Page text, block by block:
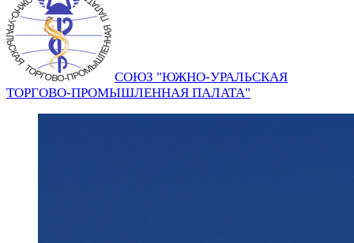
СОЮЗ "ЮЖНО-УРАЛЬСКАЯ
ТОРГОВО-ПРОМЫШЛЕННАЯ ПАЛАТА"